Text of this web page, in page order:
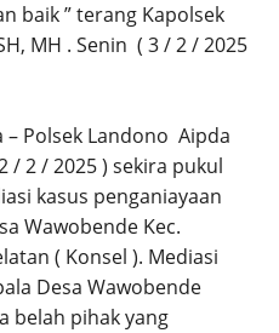
baik ” terang Kapolsek
MH . Senin ( 3 / 2 / 2025
Polsek Landono Aipda
/ 2 / 2025 ) sekira pukul
kasus penganiayaan
Wawobende Kec.
( Konsel ). Mediasi
Desa Wawobende
belah pihak yang